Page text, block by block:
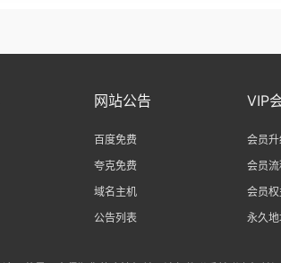
网站公告
百度免费
夸克免费
域名主机
公告列表
VIP
会员升
会员
会员
永久